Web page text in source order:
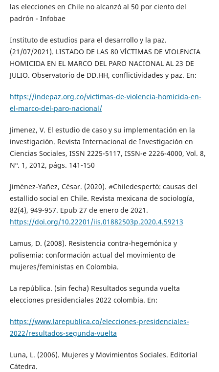
las elecciones en Chile no alcanzó al 50 por ciento del
padrón - Infobae
Instituto de estudios para el desarrollo y la paz.
(21/07/2021). LISTADO DE LAS 80 VÍCTIMAS DE VIOLENCIA
HOMICIDA EN EL MARCO DEL PARO NACIONAL AL 23 DE
JULIO. Observatorio de DD.HH, conflictividades y paz. En:
https://indepaz.org.co/victimas-de-violencia-homicida-en-
el-marco-del-paro-nacional/
Jimenez, V. El estudio de caso y su implementación en la
investigación. Revista Internacional de Investigación en
Ciencias Sociales, ISSN 2225-5117, ISSN-e 2226-4000, Vol. 8,
Nº. 1, 2012, págs. 141-150
Jiménez-Yañez, César. (2020). #Chiledespertó: causas del
estallido social en Chile. Revista mexicana de sociología,
82(4), 949-957. Epub 27 de enero de 2021.
https://doi.org/10.22201/iis.01882503p.2020.4.59213
Lamus, D. (2008). Resistencia contra-hegemónica y
polisemia: conformación actual del movimiento de
mujeres/feministas en Colombia.
La república. (sin fecha) Resultados segunda vuelta
elecciones presidenciales 2022 colombia. En:
https://www.larepublica.co/elecciones-presidenciales-
2022/resultados-segunda-vuelta
Luna, L. (2006). Mujeres y Movimientos Sociales. Editorial
Cátedra.